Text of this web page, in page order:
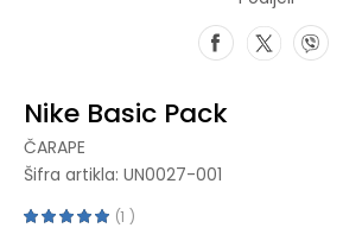
Nike Basic Pack
ČARAPE
Šifra artikla: UN0027-001
1